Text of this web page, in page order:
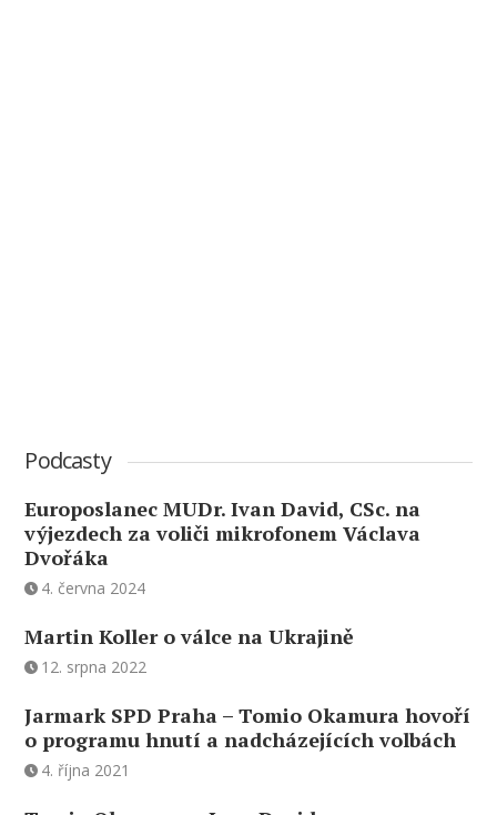
Podcasty
Europoslanec MUDr. Ivan David, CSc. na
výjezdech za voliči mikrofonem Václava
Dvořáka
4. června 2024
Martin Koller o válce na Ukrajině
12. srpna 2022
Jarmark SPD Praha – Tomio Okamura hovoří
o programu hnutí a nadcházejících volbách
4. října 2021